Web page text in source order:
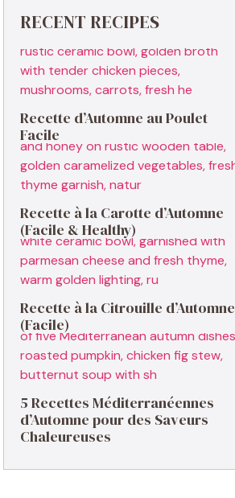
RECENT RECIPES
Recette d’Automne au Poulet
Facile
Recette à la Carotte d’Automne
(Facile & Healthy)
Recette à la Citrouille d’Automne
(Facile)
5 Recettes Méditerranéennes
d’Automne pour des Saveurs
Chaleureuses